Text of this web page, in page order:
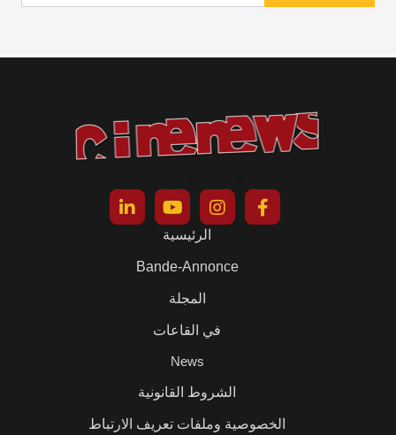
الرئيسية
Bande-Annonce
المجلة
في القاعات
News
الشروط القانونية
الخصوصية وملفات تعريف الارتباط